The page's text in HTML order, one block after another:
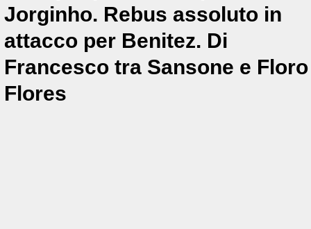
Jorginho. Rebus assoluto in
attacco per Benitez. Di
Francesco tra Sansone e Floro
Flores